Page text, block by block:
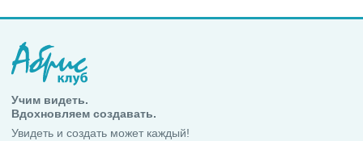
Учим видеть.
Вдохновляем создавать.
Увидеть и создать может каждый!